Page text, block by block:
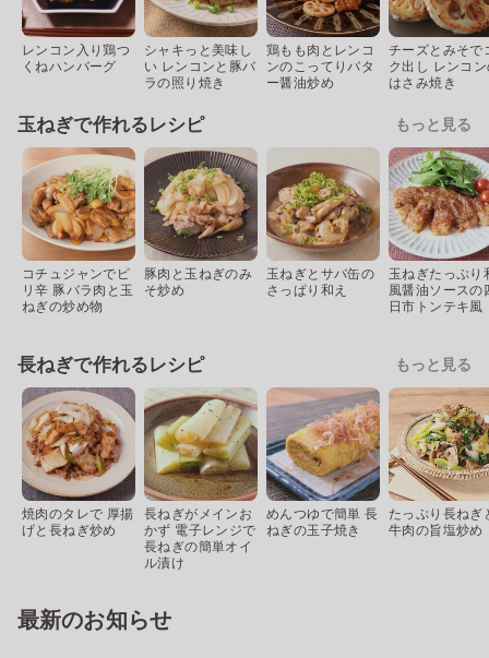
レンコン入り鶏つ
くねハンバーグ
シャキっと美味し
い レンコンと豚バ
ラの照り焼き
鶏もも肉とレンコ
ンのこってりバタ
ー醤油炒め
チーズとみそで
ク出し レンコ
はさみ焼き
玉ねぎで作れるレシピ もっと見る
コチュジャンでピ
リ辛 豚バラ肉と玉
ねぎの炒め物
豚肉と玉ねぎのみ
そ炒め
玉ねぎとサバ缶の
さっぱり和え
玉ねぎたっぷり
風醤油ソースの
日市トンテキ風
長ねぎで作れるレシピ もっと見る
焼肉のタレで 厚揚
げと長ねぎ炒め
長ねぎがメインお
かず 電子レンジで
長ねぎの簡単オイ
ル漬け
めんつゆで簡単 長
ねぎの玉子焼き
たっぷり長ねぎ
牛肉の旨塩炒め
最新のお知らせ